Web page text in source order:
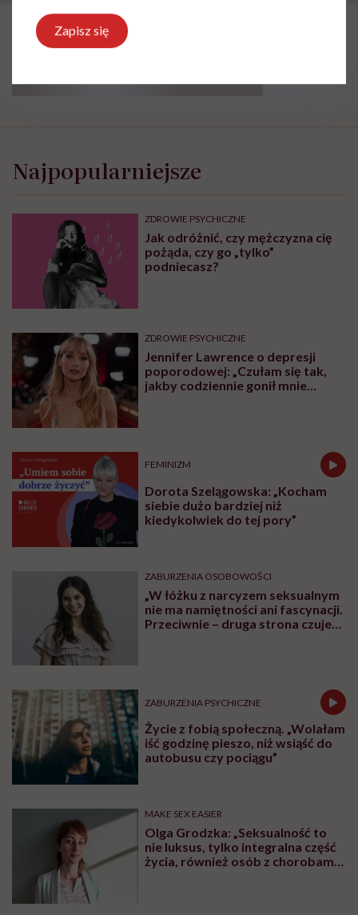
Maria Peszek: „Z
najczarniejszego momentu
można wyjść”
Najpopularniejsze
pożąda, czy go „tylko”
podniecasz?
poporodowej: „Czułam się tak,
jakby codziennie gonił mnie
tygrys”
Dorota Szelągowska: „Kocham
siebie dużo bardziej niż
kiedykolwiek do tej pory”
Zapisz się